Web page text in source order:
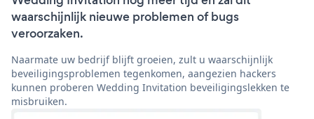
waarschijnlijk nieuwe problemen of bugs
veroorzaken.
Naarmate uw bedrijf blijft groeien, zult u waarschijnlijk
beveiligingsproblemen tegenkomen, aangezien hackers
kunnen proberen Wedding Invitation beveiligingslekken te
misbruiken.